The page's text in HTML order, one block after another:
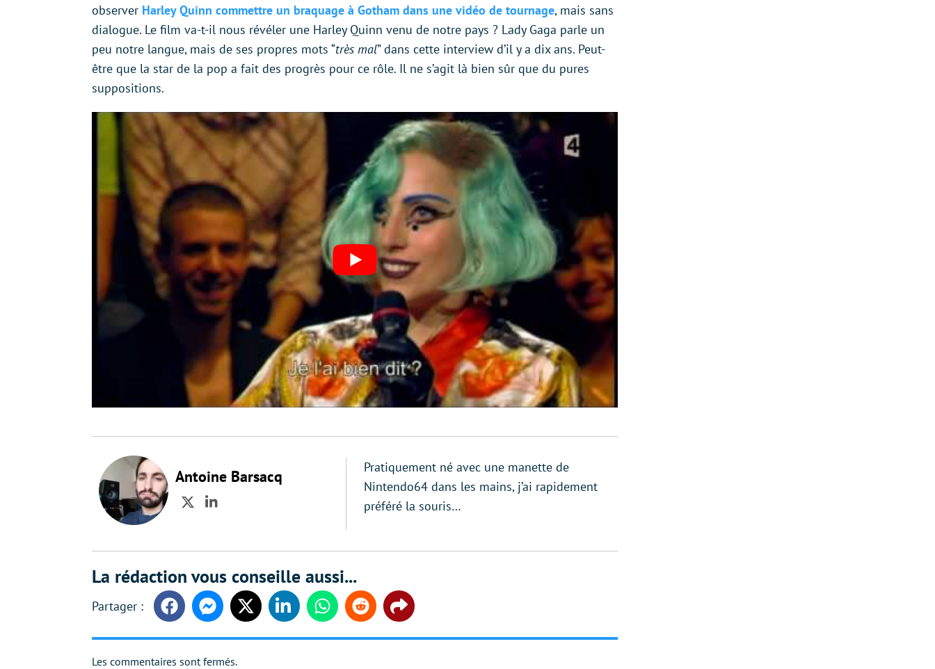
observer Harley Quinn commettre un braquage à Gotham dans une vidéo de tournage, mais sans
dialogue. Le film va-t-il nous révéler une Harley Quinn venu de notre pays ? Lady Gaga parle un
peu notre langue, mais de ses propres mots “très mal” dans cette interview d’il y a dix ans. Peut-
être que la star de la pop a fait des progrès pour ce rôle. Il ne s’agit là bien sûr que du pures
suppositions.
Antoine Barsacq
TwitterLinkedIn
Pratiquement né avec une manette de
Nintendo64 dans les mains, j’ai rapidement
préféré la souris…
La rédaction vous conseille aussi...
FacebookMessengerTwitter LinkedinWhatsappReddit Share
Les commentaires sont fermés.